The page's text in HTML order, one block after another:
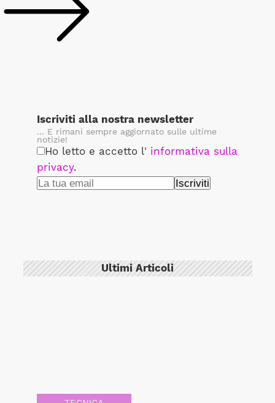
Iscriviti alla nostra newsletter
... E rimani sempre aggiornato sulle ultime
notizie!
Ho letto e accetto l' informativa sulla
privacy.
Ultimi Articoli